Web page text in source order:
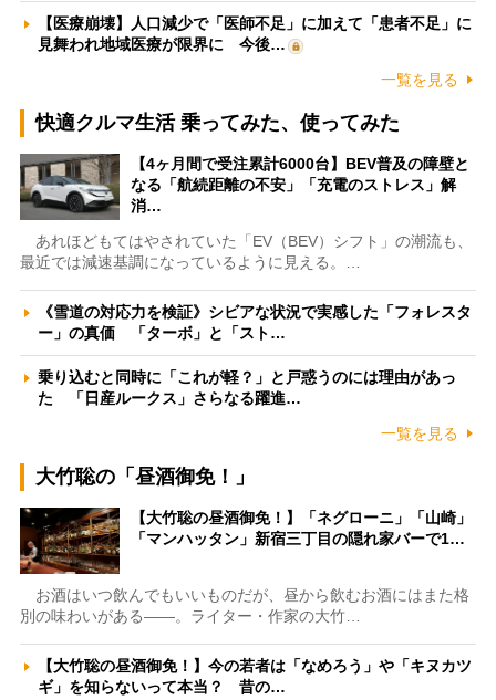
【医療崩壊】人口減少で「医師不足」に加えて「患者不足」に
見舞われ地域医療が限界に 今後…
一覧を見る
快適クルマ生活 乗ってみた、使ってみた
【4ヶ月間で受注累計6000台】BEV普及の障壁と
なる「航続距離の不安」「充電のストレス」解
消…
あれほどもてはやされていた「EV（BEV）シフト」の潮流も、
最近では減速基調になっているように見える。…
《雪道の対応力を検証》シビアな状況で実感した「フォレスタ
ー」の真価 「ターボ」と「スト…
乗り込むと同時に「これが軽？」と戸惑うのには理由があっ
た 「日産ルークス」さらなる躍進…
一覧を見る
大竹聡の「昼酒御免！」
【大竹聡の昼酒御免！】「ネグローニ」「山崎」
「マンハッタン」新宿三丁目の隠れ家バーで1…
お酒はいつ飲んでもいいものだが、昼から飲むお酒にはまた格
別の味わいがある――。ライター・作家の大竹…
【大竹聡の昼酒御免！】今の若者は「なめろう」や「キヌカツ
ギ」を知らないって本当？ 昔の…